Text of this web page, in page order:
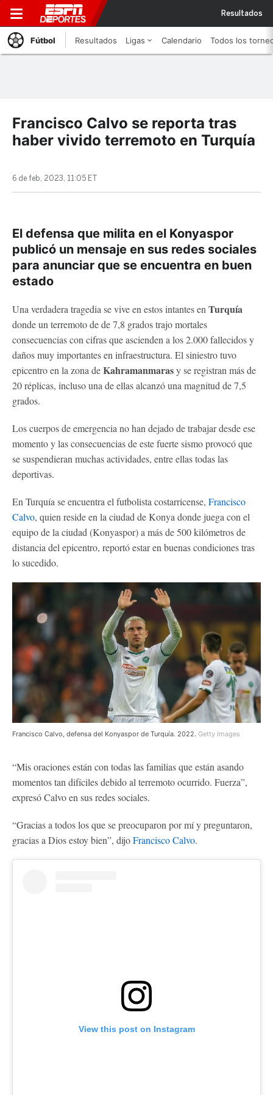
Resultados
Fútbol Resultados Ligas Calendario Todos los
Francisco Calvo se reporta tras
haber vivido terremoto en Turquía
6 de feb, 2023, 11:05 ET
El defensa que milita en el Konyaspor
publicó un mensaje en sus redes sociales
para anunciar que se encuentra en buen
estado
Una verdadera tragedia se vive en estos intantes en Turquía
donde un terremoto de de 7,8 grados trajo mortales
consecuencias con cifras que ascienden a los 2.000 fallecidos y
daños muy importantes en infraestructura. El siniestro tuvo
epicentro en la zona deKahramanmarasy se registran más de
20 réplicas, incluso una de ellas alcanzó una magnitud de 7,5
grados.
Los cuerpos de emergencia no han dejado de trabajar desde ese
momento y las consecuencias de este fuerte sismo provocó que
se suspendieran muchas actividades, entre ellas todas las
deportivas.
En Turquía se encuentra el futbolista costarricense, Francisco
Calvo, quien reside en la ciudad de Konya donde juega con el
equipo de la ciudad (Konyaspor) a más de 500 kilómetros de
distancia del epicentro, reportó estar en buenas condiciones tras
lo sucedido.
Francisco Calvo, defensa del Konyaspor de Turquía. 2022. Getty Images
“Mis oraciones están con todas las familias que están asando
momentos tan difíciles debido al terremoto ocurrido. Fuerza”,
expresó Calvo en sus redes sociales.
“Gracias a todos los que se preocuparon por mí y preguntaron,
gracias a Dios estoy bien”, dijoFrancisco Calvo.
View this post on Instagram